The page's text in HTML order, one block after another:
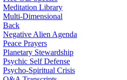
Meditation Library
Multi-Dimensional
Back
Negative Alien Agenda
Peace Prayers
Planetary Stewardship
Psychic Self Defense
Psycho-Spiritual Crisis